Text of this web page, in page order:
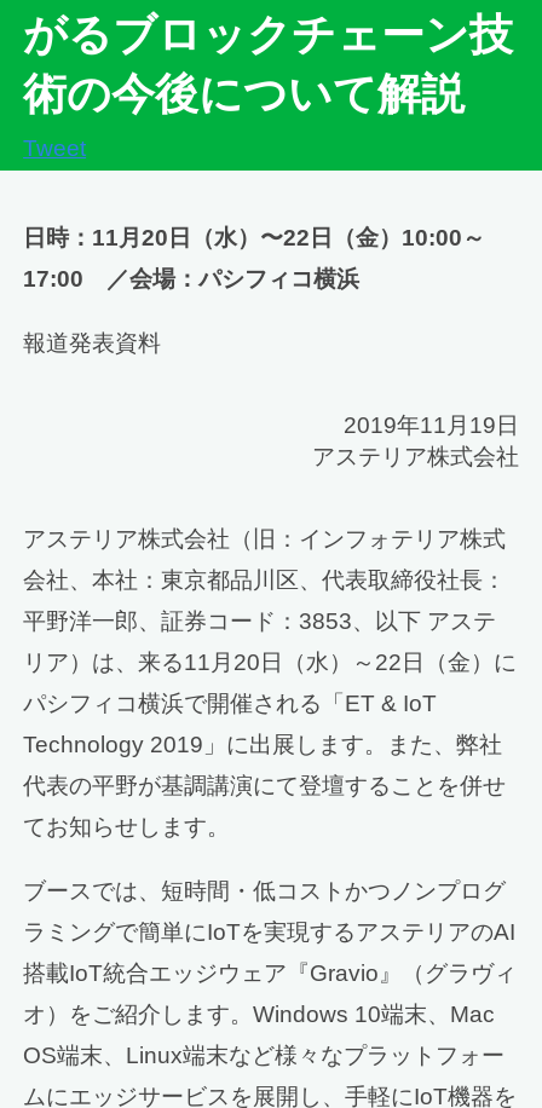
がるブロックチェーン技
術の今後について解説
Tweet
日時：11月20日（水）〜22日（金）10:00～
17:00 ／会場：パシフィコ横浜
報道発表資料
2019年11月19日
アステリア株式会社
アステリア株式会社（旧：インフォテリア株式
会社、本社：東京都品川区、代表取締役社長：
平野洋一郎、証券コード：3853、以下 アステ
リア）は、来る11月20日（水）～22日（金）に
パシフィコ横浜で開催される「ET & IoT
Technology 2019」に出展します。また、弊社
代表の平野が基調講演にて登壇することを併せ
てお知らせします。
ブースでは、短時間・低コストかつノンプログ
ラミングで簡単にIoTを実現するアステリアのAI
搭載IoT統合エッジウェア『Gravio』（グラヴィ
オ）をご紹介します。Windows 10端末、Mac
OS端末、Linux端末など様々なプラットフォー
ムにエッジサービスを展開し、手軽にIoT機器を